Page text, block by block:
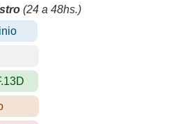
(24 a 48hs.)